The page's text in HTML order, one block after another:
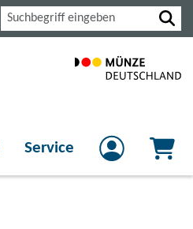
Suche
Service